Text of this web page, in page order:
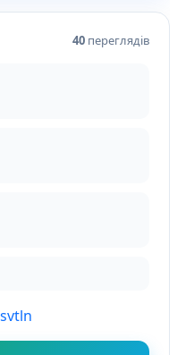
40 переглядів